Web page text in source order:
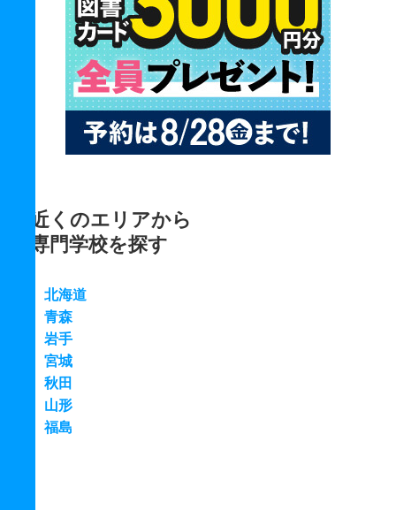
近くのエリアから
専門学校を探す
北海道
青森
岩手
宮城
秋田
山形
福島